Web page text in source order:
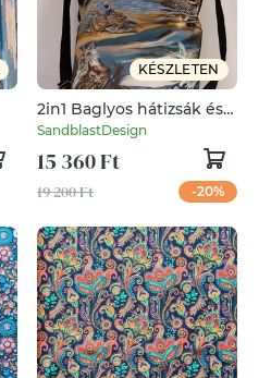
KÉSZLETEN
2in1 Baglyos hátizsák és
válltáska - Cordura extra
SandblastDesign
15 360 Ft
19 200 Ft -20%